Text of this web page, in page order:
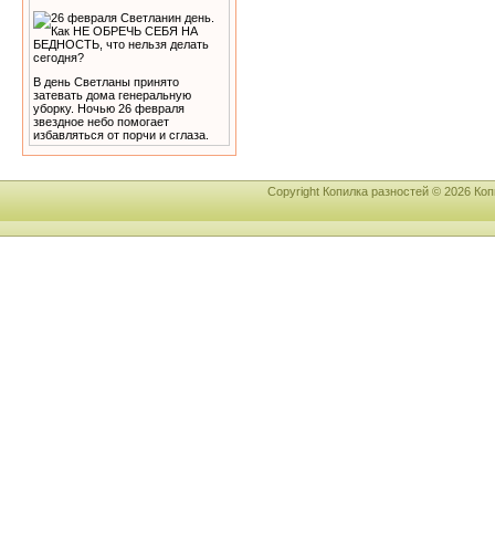
В день Светланы принято
затевать дома генеральную
уборку. Ночью 26 февраля
звездное небо помогает
избавляться от порчи и сглаза.
Copyright Копилка разностей © 2026